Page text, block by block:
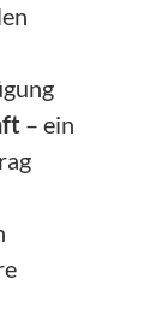
– ein